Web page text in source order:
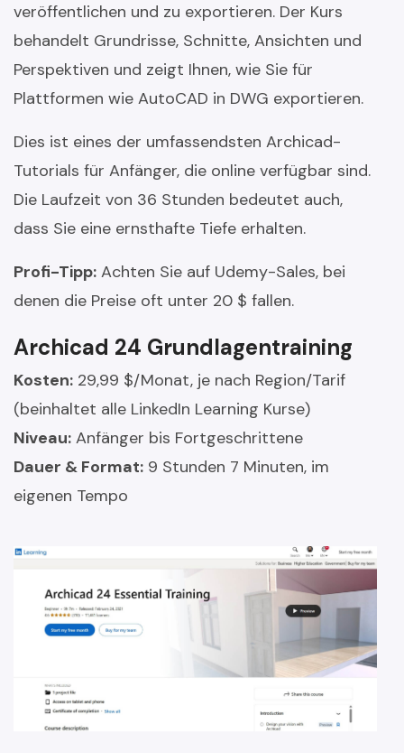
veröffentlichen und zu exportieren. Der Kurs
behandelt Grundrisse, Schnitte, Ansichten und
Perspektiven und zeigt Ihnen, wie Sie für
Plattformen wie AutoCAD in DWG exportieren.
Dies ist eines der umfassendsten Archicad-
Tutorials für Anfänger, die online verfügbar sind.
Die Laufzeit von 36 Stunden bedeutet auch,
dass Sie eine ernsthafte Tiefe erhalten.
Profi-Tipp: Achten Sie auf Udemy-Sales, bei
denen die Preise oft unter 20 $ fallen.
Archicad 24 Grundlagentraining
Kosten: 29,99 $/Monat, je nach Region/Tarif
(beinhaltet alle LinkedIn Learning Kurse)
Niveau: Anfänger bis Fortgeschrittene
Dauer & Format: 9 Stunden 7 Minuten, im
eigenen Tempo